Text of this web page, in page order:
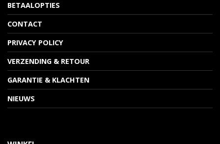
BETAALOPTIES
CONTACT
PRIVACY POLICY
VERZENDING & RETOUR
GARANTIE & KLACHTEN
NIEUWS